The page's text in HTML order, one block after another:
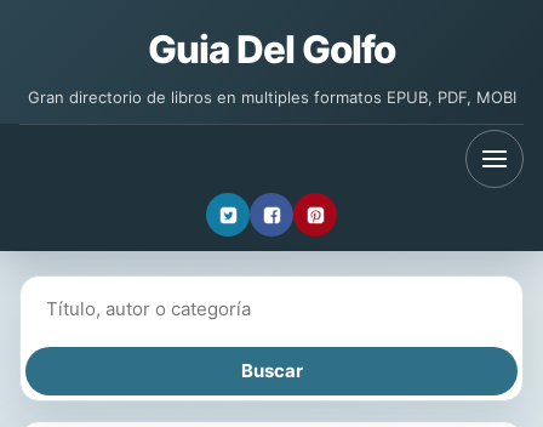
Guia Del Golfo
Gran directorio de libros en multiples formatos EPUB, PDF, MOBI